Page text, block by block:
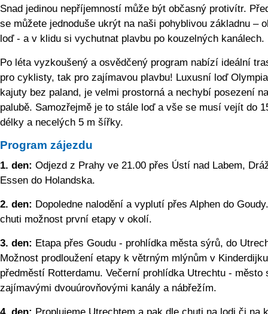
Snad jedinou nepříjemností může být občasný protivítr.
se můžete jednoduše ukrýt na naši pohyblivou základnu –
loď - a v klidu si vychutnat plavbu po kouzelných kanálech.
Po léta vyzkoušený a osvědčený program nabízí ideální
pro cyklisty, tak pro zajímavou plavbu! Luxusní loď
kajuty bez paland, je velmi prostorná a nechybí posezení
palubě. Samozřejmě je to stále loď a vše se musí vejít do
délky a necelých 5 m šířky.
Program zájezdu
1. den: Odjezd z Prahy ve 21.00 přes Ústí nad Labem,
Essen do Holandska.
2. den: Dopoledne nalodění a vyplutí přes Alphen do
chuti možnost první etapy v okolí.
3. den: Etapa přes Goudu - prohlídka města sýrů, do
Možnost prodloužení etapy k větrným mlýnům v
předměstí Rotterdamu. Večerní prohlídka Utrechtu - město
zajímavými dvouúrovňovými kanály a nábřežím.